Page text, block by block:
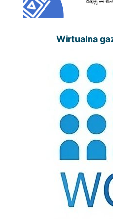
Wirtualna